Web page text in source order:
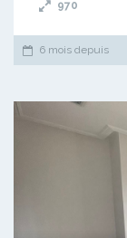
970
6 mois depuis